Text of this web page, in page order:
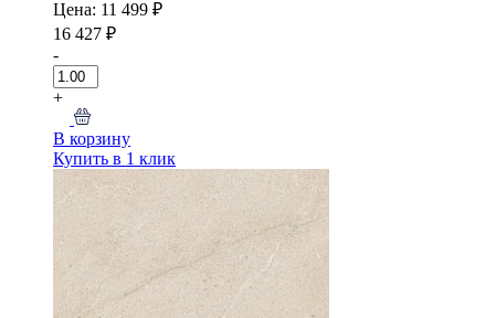
Цена: 11 499 ₽
16 427 ₽
-
+
В корзину
Купить в 1 клик